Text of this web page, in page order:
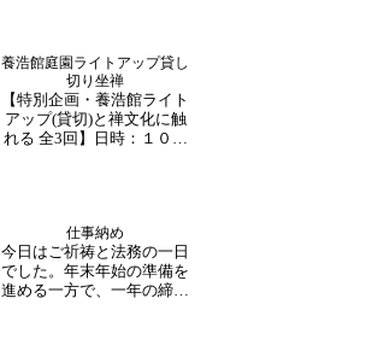
養浩館庭園ライトアップ貸し
切り坐禅
【特別企画・養浩館ライト
アップ(貸切)と禅文化に触
れる 全3回】日時：１０月
4,500円⁡⁡⁡⁡名勝・養浩館庭園の
夜間ライトアップを貸切...
仕事納め
今日はご祈祷と法務の一日
でした。年末年始の準備を
進める一方で、一年の締め